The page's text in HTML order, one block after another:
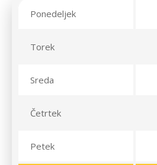
Ponedeljek
Torek
Sreda
Četrtek
Petek